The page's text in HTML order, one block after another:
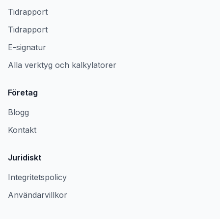
Tidrapport
Tidrapport
E-signatur
Alla verktyg och kalkylatorer
Företag
Blogg
Kontakt
Juridiskt
Integritetspolicy
Användarvillkor